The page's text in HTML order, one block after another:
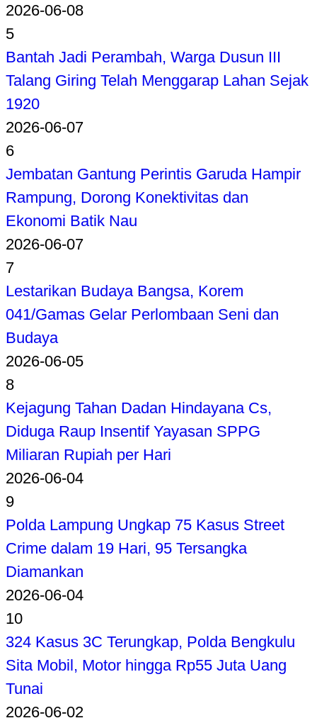
2026-06-08
5
Bantah Jadi Perambah, Warga Dusun III
Talang Giring Telah Menggarap Lahan Sejak
1920
2026-06-07
6
Jembatan Gantung Perintis Garuda Hampir
Rampung, Dorong Konektivitas dan
Ekonomi Batik Nau
2026-06-07
7
Lestarikan Budaya Bangsa, Korem
041/Gamas Gelar Perlombaan Seni dan
Budaya
2026-06-05
8
Kejagung Tahan Dadan Hindayana Cs,
Diduga Raup Insentif Yayasan SPPG
Miliaran Rupiah per Hari
2026-06-04
9
Polda Lampung Ungkap 75 Kasus Street
Crime dalam 19 Hari, 95 Tersangka
Diamankan
2026-06-04
10
324 Kasus 3C Terungkap, Polda Bengkulu
Sita Mobil, Motor hingga Rp55 Juta Uang
Tunai
2026-06-02